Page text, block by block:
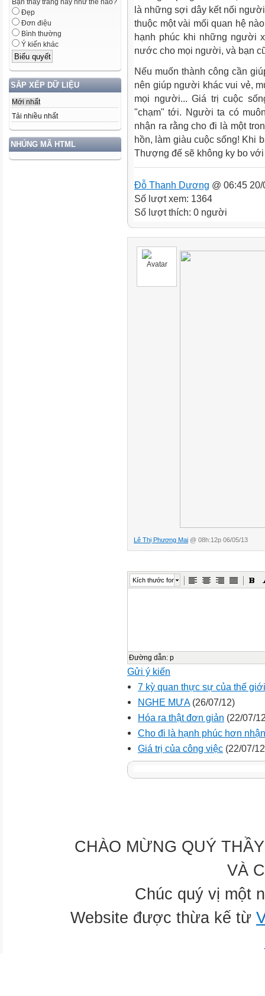
Bạn thấy trang này như thế nào?
Đẹp
Đơn điệu
Bình thường
Ý kiến khác
SẮP XẾP DỮ LIỆU
Mới nhất
Tải nhiều nhất
NHÚNG MÃ HTML
là những sợi dây kết nối
thuộc một vài mối quan hệ
hạnh phúc khi những người
nước cho mọi người, và bạn
Nếu muốn thành công cần
nên giúp người khác vui vẻ,
mọi người... Giá trị cuộc
"chạm" tới. Người ta có
nhận ra rằng cho đi là một
hồn, làm giàu cuộc sống! Khi
Thượng đế sẽ không ky bo
Đỗ Thanh Dương @ 06:45
Số lượt xem: 1364
Số lượt thích: 0 người
Lê Thị Phương Mai @ 08h:12p 06/05/13
Kích thước font
Đường dẫn: p
Gửi ý kiến
7 kỳ quan thực sự của thế giới
NGHE MƯA (26/07/12)
Hóa ra thật đơn giản (22/07/
Cho đi là hạnh phúc hơn
Giá trị của công việc (22/07/
CHÀO MỪNG QUÝ
VÀ
Chúc quý vị một
Website được thừa kế từ